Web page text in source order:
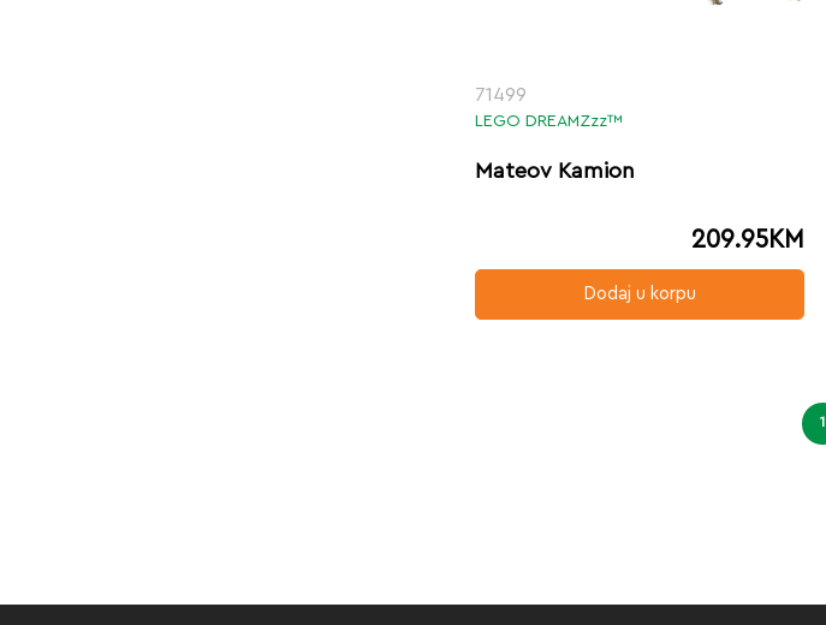
71499
LEGO DREAMZzz™
Mateov Kamion
209.95KM
Dodaj u korpu
1